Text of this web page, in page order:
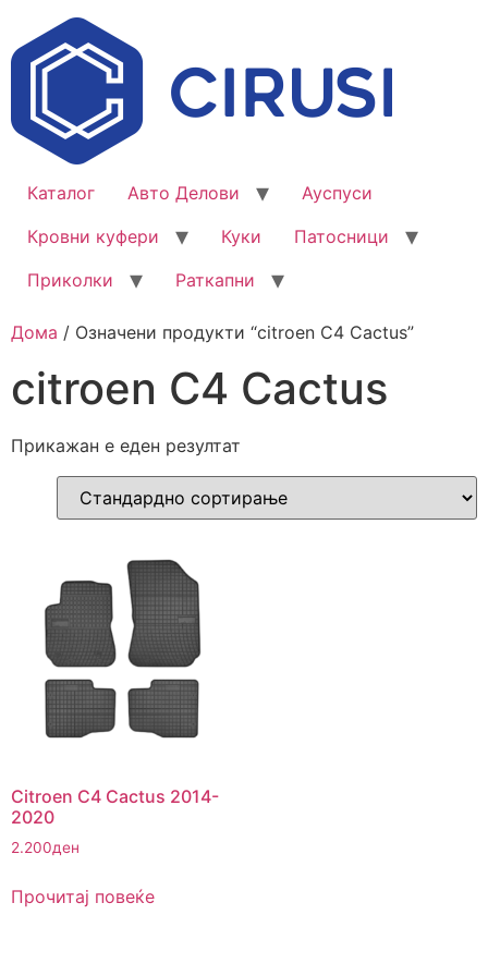
Каталог Авто Делови
Ауспуси
Кровни куфери
Куки
Патосници
Приколки
Раткапни
Дома / Означени продукти “citroen C4 Cactus”
citroen C4 Cactus
Прикажан е еден резултат
Citroen C4 Cactus 2014-
2020
2.200ден
Прочитај повеќе